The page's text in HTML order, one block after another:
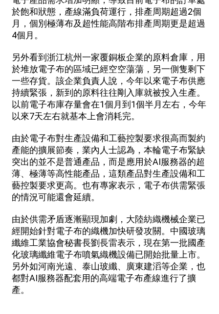
於飽和狀態，產線滿負荷運行，排產周期超過2個
月，個別極薄布及超性能高階布排產周期更是超過
4個月。
另外看到浙江杭州一家覆銅板企業的原料倉庫，用
於堆放電子布的區域已經空空蕩蕩，另一側隻剩下
一些存貨。該企業負責人說，今年以來電子布供應
持續緊張，新到的原料往往剛入庫就被投入生產。
以前電子布庫存量會在1個月到1個半月左右，今年
以來7天左右就基本上會消耗完。
由於電子布對生產設備和工藝控製要求很高而製約
產能的擴展節奏，業內人士認為，本輪電子布緊缺
突出的並不是普通產品，而是應用於AI服務器的超
薄、極薄等高性能產品，這類產品對生產設備和工
藝控製要求更高。也有專家表示，電子布供需緊張
的情況可能還會延續。
由於供需矛盾逐漸顯現加劇，大陸紡織機械企業已
經開始針對電子布的織機加快研發攻關。中國玻璃
纖維工業協會秘書長劉長雷表示，現在第一批國產
化玻璃纖維電子布噴氣織機設備已開始批量上市。
另外如河南光遠、泰山玻纖、廣東建滔等企業，也
都對AI服務器配套用的高端電子布產線進行了擴
產。